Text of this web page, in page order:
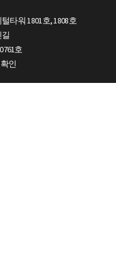
타워 1801호, 1808호
호
인